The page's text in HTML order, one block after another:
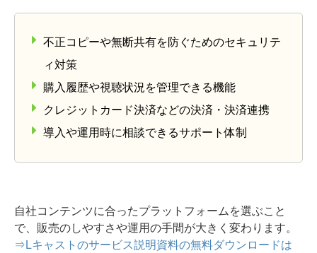
不正コピーや無断共有を防ぐためのセキュリテ
ィ対策
購入履歴や視聴状況を管理できる機能
クレジットカード決済などの決済・決済連携
導入や運用時に相談できるサポート体制
自社コンテンツに合ったプラットフォームを選ぶこと
で、販売のしやすさや運用の手間が大きく変わります。
⇒Lキャストのサービス説明資料の無料ダウンロードは